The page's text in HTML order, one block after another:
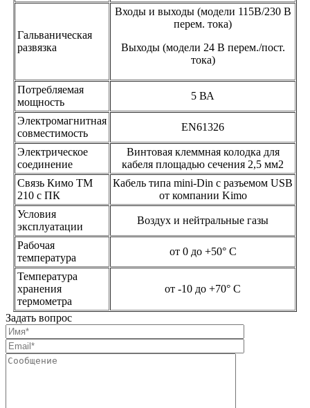
Гальваническая
развязка
Входы и выходы (модели 115В/230 В
перем. тока)
Выходы (модели 24 В перем./пост.
тока)
Потребляемая
мощность
5 ВА
Электромагнитная
совместимость
EN61326
Электрическое
соединение
Винтовая клеммная колодка для
кабеля площадью сечения 2,5 мм2
Связь Кимо ТМ
210 с ПК
Кабель типа mini-Din с разъемом USB
от компании Kimo
Условия
эксплуатации
Воздух и нейтральные газы
Рабочая
температура
от 0 до +50° C
Температура
хранения
термометра
от -10 до +70° C
Задать вопрос